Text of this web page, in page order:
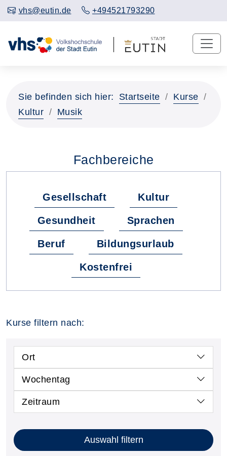
vhs@eutin.de +494521793290
Sie befinden sich hier: Startseite
Kurse
Kultur
Musik
Fachbereiche
Gesellschaft Kultur
Gesundheit Sprachen
Beruf Bildungsurlaub
Kostenfrei
Kurse filtern nach:
Ort
Wochentag
Zeitraum
Auswahl filtern